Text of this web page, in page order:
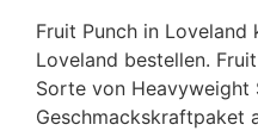
Fruit Punch in Loveland
Loveland bestellen.
Sorte von Heavyweight
Geschmackskraftpaket